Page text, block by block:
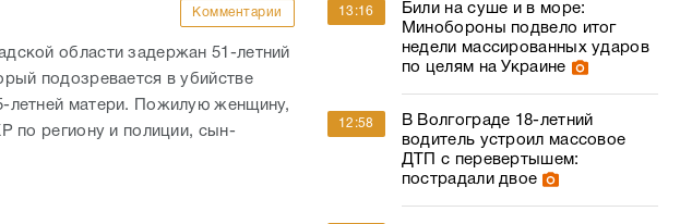
Комментарии
области задержан 51-летний
подозревается в убийстве
летней матери. Пожилую женщину,
по региону и полиции, сын-
13:16
Били на суше и в море:
Минобороны подвело итог
недели массированных ударов
по целям на Украине
12:58
В Волгограде 18-летний
водитель устроил массовое
ДТП с перевертышем:
пострадали двое